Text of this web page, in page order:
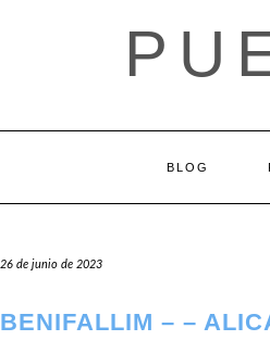
BLOG
26 de junio de 2023
BENIFALLIM – –